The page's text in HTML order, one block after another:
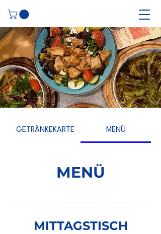
GETRÄNKEKARTE MENÜ
MENÜ
MITTAGSTISCH